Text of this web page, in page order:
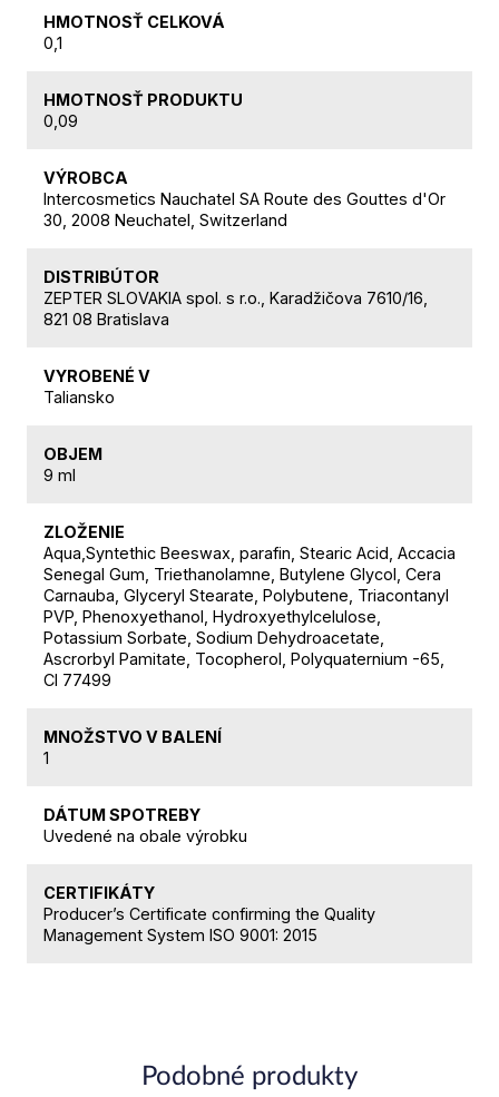
HMOTNOSŤ CELKOVÁ
0,1
HMOTNOSŤ PRODUKTU
0,09
VÝROBCA
Intercosmetics Nauchatel SA Route des Gouttes d'Or
30, 2008 Neuchatel, Switzerland
DISTRIBÚTOR
ZEPTER SLOVAKIA spol. s r.o., Karadžičova 7610/16,
821 08 Bratislava
VYROBENÉ V
Taliansko
OBJEM
9 ml
ZLOŽENIE
Aqua,Syntethic Beeswax, parafin, Stearic Acid, Accacia
Senegal Gum, Triethanolamne, Butylene Glycol, Cera
Carnauba, Glyceryl Stearate, Polybutene, Triacontanyl
PVP, Phenoxyethanol, Hydroxyethylcelulose,
Potassium Sorbate, Sodium Dehydroacetate,
Ascrorbyl Pamitate, Tocopherol, Polyquaternium -65,
CI 77499
MNOŽSTVO V BALENÍ
1
DÁTUM SPOTREBY
Uvedené na obale výrobku
CERTIFIKÁTY
Producer’s Certificate confirming the Quality
Management System ISO 9001: 2015
Podobné produkty